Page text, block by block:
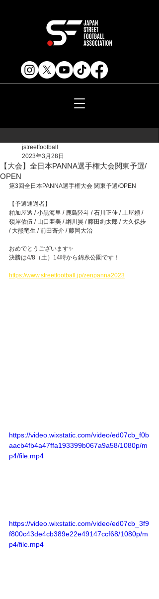
【大会】全日本PANNA選手権大会関東予選/
OPEN
jstreetfootball
2023年3月28日
第3回全日本PANNA選手権大会 関東予選/OPEN
【予選通過者】
粕加屋透 / 小黒海里 / 鹿島陸斗 / 石川正佳 / 土屋頼 /
嶺岸佑伍 / 山口亜美 / 綱川昊 / 藤田絢太郎 / 大久保歩
/ 大熊竜生 / 前田蒼介 / 藤岡大治
おめでとうございます✨
決勝は4/8（土）14時から錦糸公園です！
https://www.streetfootball.jp/zenpanna2023
https://video.wixstatic.com/video/ed07cb_f0b
aacb4fb4a47ffa193399b067a9a58/1080p/m
p4/file.mp4
https://video.wixstatic.com/video/ed07cb_3f9
f800c43de4cb389e22e49147ccf68/1080p/m
p4/file.mp4